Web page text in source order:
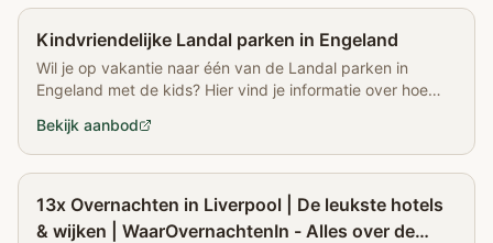
Kindvriendelijke Landal parken in Engeland
Wil je op vakantie naar één van de Landal parken in
Engeland met de kids? Hier vind je informatie over hoe
Bekijk aanbod
13x Overnachten in Liverpool | De leukste hotels
& wijken | WaarOvernachtenIn - Alles over de